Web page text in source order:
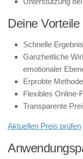
Deine
Schnelle
Ganzheitliche
emotionaler
Erprobte
Flexibles Online-
Transparente
Aktuellen Preis prüfen